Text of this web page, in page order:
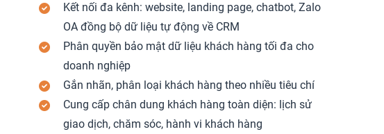
Kết nối đa kênh: website, landing page, chatbot, Zalo
OA đồng bộ dữ liệu tự động về CRM
Phân quyền bảo mật dữ liệu khách hàng tối đa cho
doanh nghiệp
Gắn nhãn, phân loại khách hàng theo nhiều tiêu chí
Cung cấp chân dung khách hàng toàn diện: lịch sử
giao dịch, chăm sóc, hành vi khách hàng